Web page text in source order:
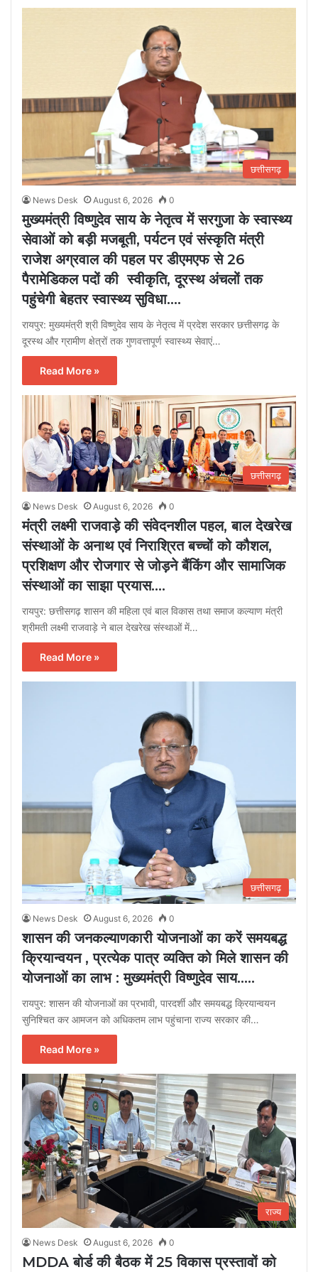
छत्तीसगढ़
News Desk August 6, 2026 0
मुख्यमंत्री विष्णुदेव साय के नेतृत्व में सरगुजा के स्वास्थ्य
सेवाओं को बड़ी मजबूती, पर्यटन एवं संस्कृति मंत्री
राजेश अग्रवाल की पहल पर डीएमएफ से 26
पैरामेडिकल पदों की स्वीकृति, दूरस्थ अंचलों तक
पहुंचेगी बेहतर स्वास्थ्य सुविधा….
रायपुर: मुख्यमंत्री श्री विष्णुदेव साय के नेतृत्व में प्रदेश सरकार छत्तीसगढ़ के
दूरस्थ और ग्रामीण क्षेत्रों तक गुणवत्तापूर्ण स्वास्थ्य सेवाएं…
Read More »
छत्तीसगढ़
News Desk August 6, 2026 0
मंत्री लक्ष्मी राजवाड़े की संवेदनशील पहल, बाल देखरेख
संस्थाओं के अनाथ एवं निराश्रित बच्चों को कौशल,
प्रशिक्षण और रोजगार से जोड़ने बैंकिंग और सामाजिक
संस्थाओं का साझा प्रयास….
रायपुर: छत्तीसगढ़ शासन की महिला एवं बाल विकास तथा समाज कल्याण मंत्री
श्रीमती लक्ष्मी राजवाड़े ने बाल देखरेख संस्थाओं में…
Read More »
छत्तीसगढ़
News Desk August 6, 2026 0
शासन की जनकल्याणकारी योजनाओं का करें समयबद्ध
क्रियान्वयन , प्रत्येक पात्र व्यक्ति को मिले शासन की
योजनाओं का लाभ : मुख्यमंत्री विष्णुदेव साय…..
रायपुर: शासन की योजनाओं का प्रभावी, पारदर्शी और समयबद्ध क्रियान्वयन
सुनिश्चित कर आमजन को अधिकतम लाभ पहुंचाना राज्य सरकार की…
Read More »
राज्य
News Desk August 6, 2026 0
MDDA बोर्ड की बैठक में 25 विकास प्रस्तावों को